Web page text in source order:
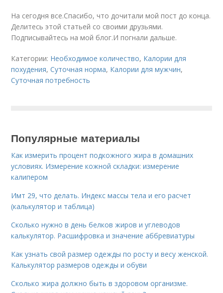
На сегодня все.Спасибо, что дочитали мой пост до конца.
Делитесь этой статьей со своими друзьями.
Подписывайтесь на мой блог.И погнали дальше.
Категории: Необходимое количество, Калории для
похудения,Суточная норма, Калории для мужчин,
Суточная потребность
Популярные материалы
Как измерить процент подкожного жира в домашних
условиях. Измерение кожной складки: измерение
калипером
Имт 29, что делать. Индекс массы тела и его расчет
(калькулятор и таблица)
Сколько нужно в день белков жиров и углеводов
калькулятор. Расшифровка и значение аббревиатуры
Как узнать свой размер одежды по росту и весу женской.
Калькулятор размеров одежды и обуви
Сколько жира должно быть в здоровом организме.